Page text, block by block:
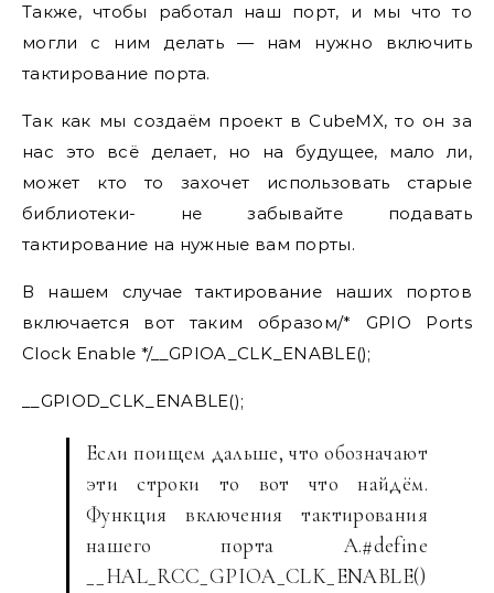
Также, чтобы работал наш порт, и мы что то
могли с ним делать — нам нужно включить
тактирование порта.
Так как мы создаём проект в CubeMX, то он за
нас это всё делает, но на будущее, мало ли,
может кто то захочет использовать старые
библиотеки- не забывайте подавать
тактирование на нужные вам порты.
В нашем случае тактирование наших портов
включается вот таким образом/* GPIO Ports
Clock Enable */__GPIOA_CLK_ENABLE();
__GPIOD_CLK_ENABLE();
Если поищем дальше, что обозначают
эти строки то вот что найдём.
Функция включения тактирования
нашего порта A.#define
__HAL_RCC_GPIOA_CLK_ENABLE()